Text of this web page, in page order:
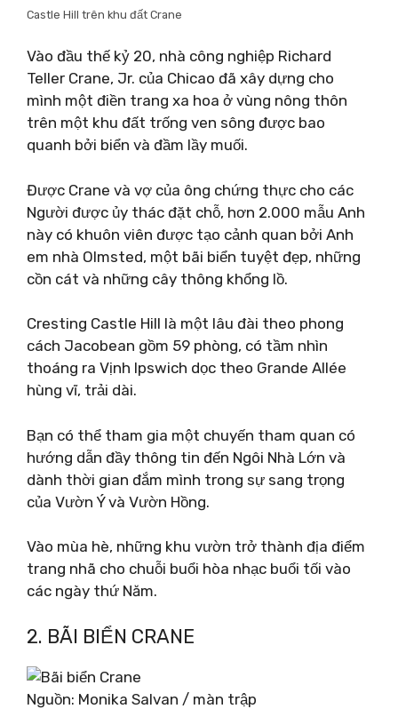
Castle Hill trên khu đất Crane
Vào đầu thế kỷ 20, nhà công nghiệp Richard
Teller Crane, Jr. của Chicao đã xây dựng cho
mình một điền trang xa hoa ở vùng nông thôn
trên một khu đất trống ven sông được bao
quanh bởi biển và đầm lầy muối.
Được Crane và vợ của ông chứng thực cho các
Người được ủy thác đặt chỗ, hơn 2.000 mẫu Anh
này có khuôn viên được tạo cảnh quan bởi Anh
em nhà Olmsted, một bãi biển tuyệt đẹp, những
cồn cát và những cây thông khổng lồ.
Cresting Castle Hill là một lâu đài theo phong
cách Jacobean gồm 59 phòng, có tầm nhìn
thoáng ra Vịnh Ipswich dọc theo Grande Allée
hùng vĩ, trải dài.
Bạn có thể tham gia một chuyến tham quan có
hướng dẫn đầy thông tin đến Ngôi Nhà Lớn và
dành thời gian đắm mình trong sự sang trọng
của Vườn Ý và Vườn Hồng.
Vào mùa hè, những khu vườn trở thành địa điểm
trang nhã cho chuỗi buổi hòa nhạc buổi tối vào
các ngày thứ Năm.
2. BÃI BIỂN CRANE
Nguồn: Monika Salvan / màn trập